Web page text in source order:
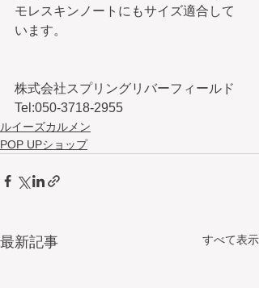
モレスキンノートにもサイズ適合して
います。
株式会社スプリングリバーフィールド
Tel:050-3718-2955
ルイーズカルメン
POP UPショップ
最新記事 すべて表示